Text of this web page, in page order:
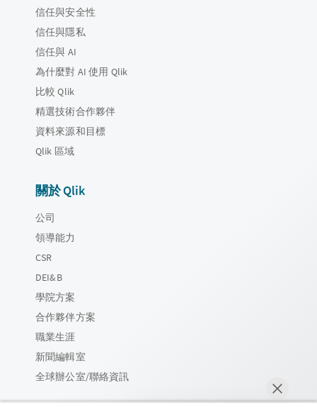
信任與安全性
信任與隱私
信任與 AI
為什麼對 AI 使用 Qlik
比較 Qlik
精選技術合作夥伴
資料來源和目標
Qlik 區域
關於 Qlik
公司
領導能力
CSR
DEI&B
學院方案
合作夥伴方案
職業生涯
新聞編輯室
全球辦公室/聯絡資訊